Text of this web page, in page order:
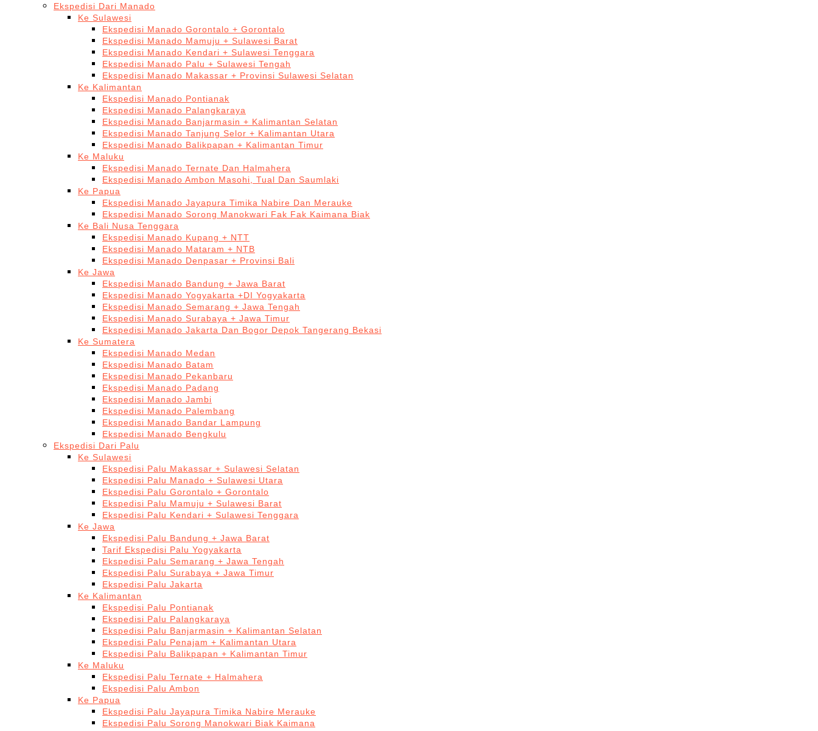
Ekspedisi Dari Manado
Ke Sulawesi
Ekspedisi Manado Gorontalo + Gorontalo
Ekspedisi Manado Mamuju + Sulawesi Barat
Ekspedisi Manado Kendari + Sulawesi Tenggara
Ekspedisi Manado Palu + Sulawesi Tengah
Ekspedisi Manado Makassar + Provinsi Sulawesi Selatan
Ke Kalimantan
Ekspedisi Manado Pontianak
Ekspedisi Manado Palangkaraya
Ekspedisi Manado Banjarmasin + Kalimantan Selatan
Ekspedisi Manado Tanjung Selor + Kalimantan Utara
Ekspedisi Manado Balikpapan + Kalimantan Timur
Ke Maluku
Ekspedisi Manado Ternate Dan Halmahera
Ekspedisi Manado Ambon Masohi, Tual Dan Saumlaki
Ke Papua
Ekspedisi Manado Jayapura Timika Nabire Dan Merauke
Ekspedisi Manado Sorong Manokwari Fak Fak Kaimana Biak
Ke Bali Nusa Tenggara
Ekspedisi Manado Kupang + NTT
Ekspedisi Manado Mataram + NTB
Ekspedisi Manado Denpasar + Provinsi Bali
Ke Jawa
Ekspedisi Manado Bandung + Jawa Barat
Ekspedisi Manado Yogyakarta +DI Yogyakarta
Ekspedisi Manado Semarang + Jawa Tengah
Ekspedisi Manado Surabaya + Jawa Timur
Ekspedisi Manado Jakarta Dan Bogor Depok Tangerang Bekasi
Ke Sumatera
Ekspedisi Manado Medan
Ekspedisi Manado Batam
Ekspedisi Manado Pekanbaru
Ekspedisi Manado Padang
Ekspedisi Manado Jambi
Ekspedisi Manado Palembang
Ekspedisi Manado Bandar Lampung
Ekspedisi Manado Bengkulu
Ekspedisi Dari Palu
Ke Sulawesi
Ekspedisi Palu Makassar + Sulawesi Selatan
Ekspedisi Palu Manado + Sulawesi Utara
Ekspedisi Palu Gorontalo + Gorontalo
Ekspedisi Palu Mamuju + Sulawesi Barat
Ekspedisi Palu Kendari + Sulawesi Tenggara
Ke Jawa
Ekspedisi Palu Bandung + Jawa Barat
Tarif Ekspedisi Palu Yogyakarta
Ekspedisi Palu Semarang + Jawa Tengah
Ekspedisi Palu Surabaya + Jawa Timur
Ekspedisi Palu Jakarta
Ke Kalimantan
Ekspedisi Palu Pontianak
Ekspedisi Palu Palangkaraya
Ekspedisi Palu Banjarmasin + Kalimantan Selatan
Ekspedisi Palu Penajam + Kalimantan Utara
Ekspedisi Palu Balikpapan + Kalimantan Timur
Ke Maluku
Ekspedisi Palu Ternate + Halmahera
Ekspedisi Palu Ambon
Ke Papua
Ekspedisi Palu Jayapura Timika Nabire Merauke
Ekspedisi Palu Sorong Manokwari Biak Kaimana